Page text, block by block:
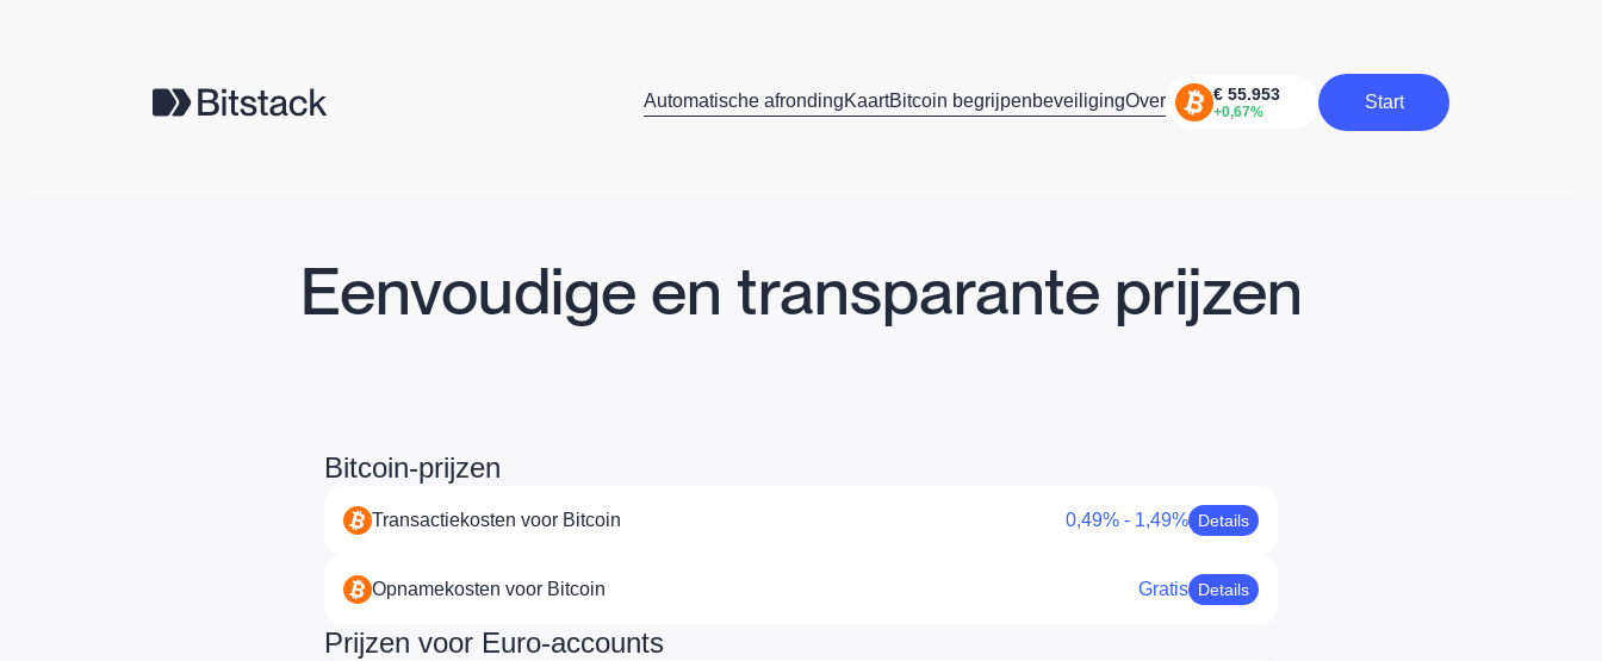
Automatische afrondingKaartBitcoin begrijpenbeveiligingOver
Start
Start
Eenvoudige en transparante prijzen
Bitcoin-prijzen
Transactiekosten voor Bitcoin 0,49% - 1,49% Details
Opnamekosten voor Bitcoin Gratis Details
Prijzen voor Euro-accounts